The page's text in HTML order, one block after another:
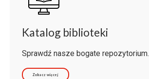
Katalog biblioteki
Sprawdź nasze bogate repozytorium.
Zobacz więcej